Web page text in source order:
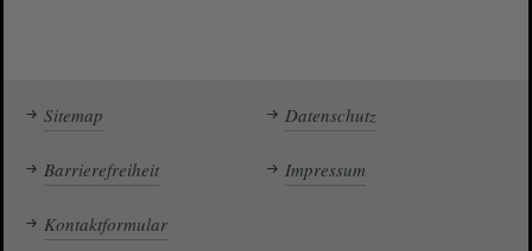
Sitemap Datenschutz
Barrierefreiheit Impressum
Kontaktformular